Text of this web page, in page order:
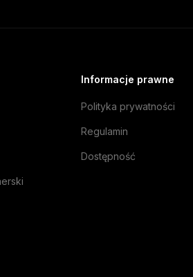
Informacje prawne
Polityka prywatności
Regulamin
Dostępność